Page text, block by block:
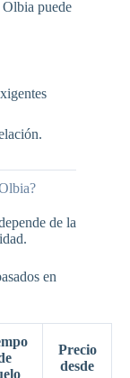
puede
de la
en
Precio
desde